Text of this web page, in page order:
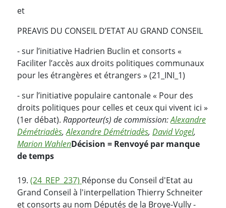
et
PREAVIS DU CONSEIL D’ETAT AU GRAND CONSEIL
- sur l’initiative Hadrien Buclin et consorts «
Faciliter l’accès aux droits politiques communaux
pour les étrangères et étrangers » (21_INI_1)
- sur l’initiative populaire cantonale « Pour des
droits politiques pour celles et ceux qui vivent ici »
(1er débat). Rapporteur(s) de commission:Alexandre
Démétriadès,Alexandre Démétriadès, David Vogel,
Marion WahlenDécision = Renvoyé par manque
de temps
19. (24_REP_237) Réponse du Conseil d'Etat au
Grand Conseil à l'interpellation Thierry Schneiter
et consorts au nom Députés de la Broye-Vully -